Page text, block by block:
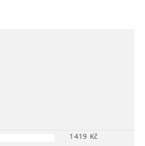
1419 Kč